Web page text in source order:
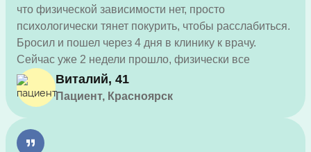
что физической зависимости нет, просто
психологически тянет покурить, чтобы расслабиться.
Бросил и пошел через 4 дня в клинику к врачу.
Сейчас уже 2 недели прошло, физически все
нормально, но хожу на сеансы терапии.
Виталий, 41
Пациент, Красноярск